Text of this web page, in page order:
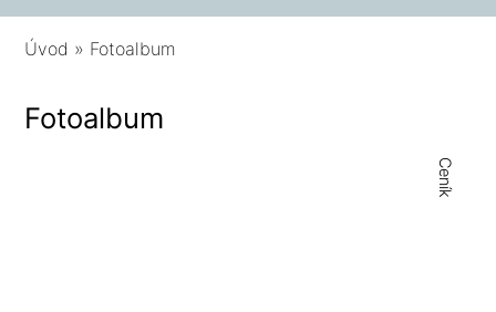
Úvod » Fotoalbum
Fotoalbum
Ceník